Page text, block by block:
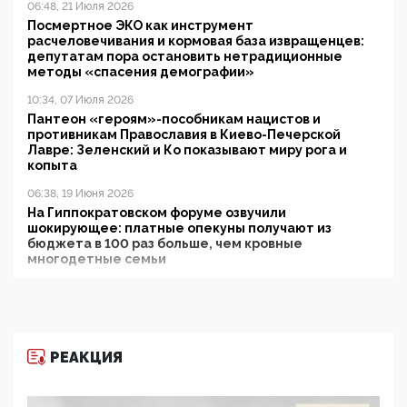
06:48, 21 Июля 2026
Посмертное ЭКО как инструмент
расчеловечивания и кормовая база извращенцев:
депутатам пора остановить нетрадиционные
методы «спасения демографии»
10:34, 07 Июля 2026
Пантеон «героям»-пособникам нацистов и
противникам Православия в Киево-Печерской
Лавре: Зеленский и Ко показывают миру рога и
копыта
06:38, 19 Июня 2026
На Гиппократовском форуме озвучили
шокирующее: платные опекуны получают из
бюджета в 100 раз больше, чем кровные
многодетные семьи
11:53, 09 Июня 2026
деятельность ИИТО ЮНЕСКО в России, но
РЕАКЦИЯ